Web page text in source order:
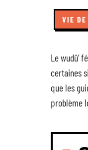
VIE
Le wudû’
certaines
que les
problème